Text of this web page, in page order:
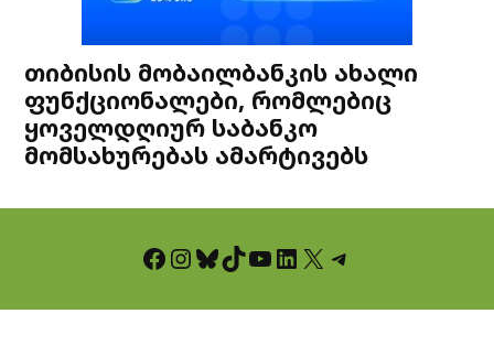
თიბისის მობაილბანკის ახალი
ფუნქციონალები, რომლებიც
ყოველდღიურ საბანკო
მომსახურებას ამარტივებს
Facebook InstagramBluesky TikTok YouTube LinkedIn X Telegram